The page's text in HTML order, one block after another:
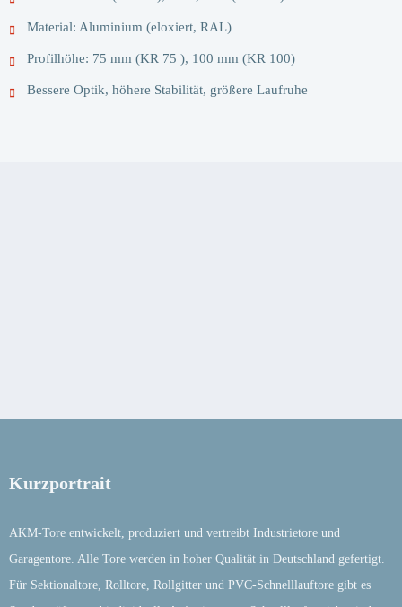
Material: Aluminium (eloxiert, RAL)
Profilhöhe: 75 mm (KR 75 ), 100 mm (KR 100)
Bessere Optik, höhere Stabilität, größere Laufruhe
Kurzportrait
AKM-Tore entwickelt, produziert und vertreibt Industrietore und
Garagentore. Alle Tore werden in hoher Qualität in Deutschland gefertigt.
Für Sektionaltore, Rolltore, Rollgitter und PVC-Schnelllauftore gibt es